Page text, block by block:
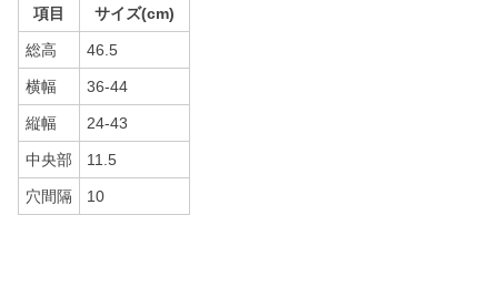
項目 サイズ(cm)
総高 46.5
横幅 36-44
縦幅 24-43
中央部 11.5
穴間隔 10